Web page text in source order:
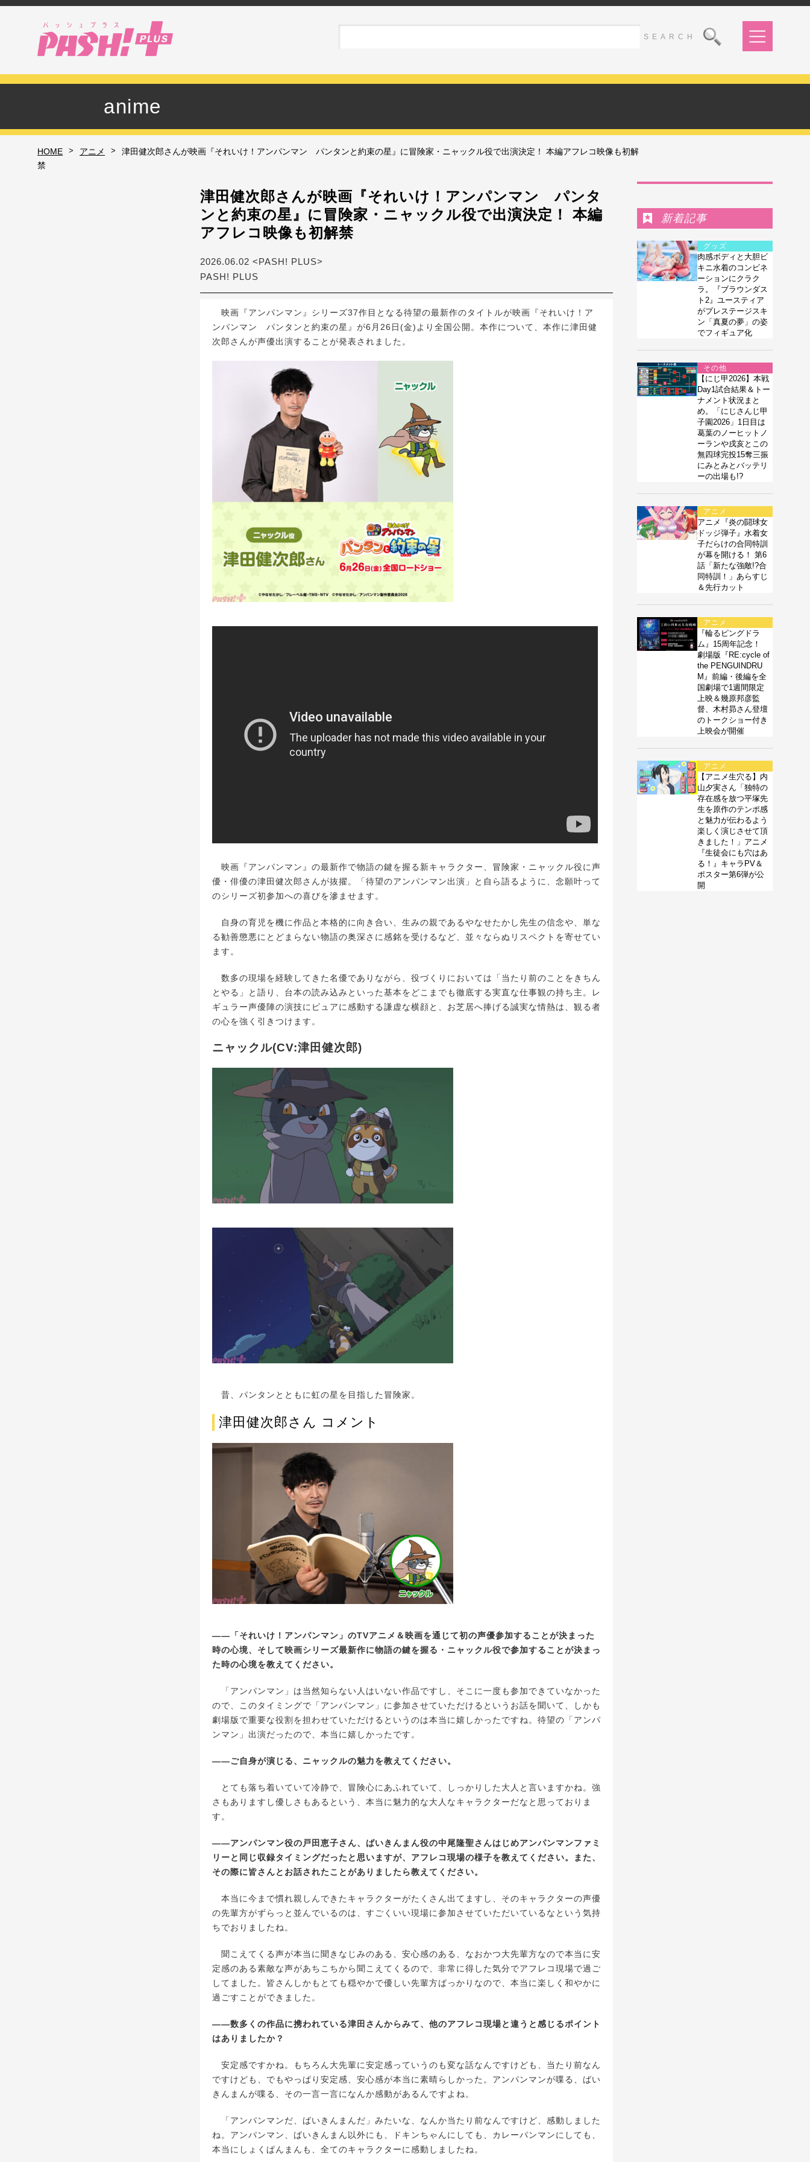
anime
HOME > アニメ >
津田健次郎さんが映画『それいけ！アンパンマン パンタンと約束の星』に冒険家・ニャックル役で出演決定！ 本編アフレコ映像も初解
禁
津田健次郎さんが映画『それいけ！アンパンマン パンタ
ンと約束の星』に冒険家・ニャックル役で出演決定！ 本編
アフレコ映像も初解禁
2026.06.02 <PASH! PLUS>
PASH! PLUS
映画『アンパンマン』シリーズ37作目となる待望の最新作のタイトルが映画『それいけ！ア
ンパンマン パンタンと約束の星』が6月26日(金)より全国公開。本作について、本作に津田健
次郎さんが声優出演することが発表されました。
映画『アンパンマン』の最新作で物語の鍵を握る新キャラクター、冒険家・ニャックル役に声
優・俳優の津田健次郎さんが抜擢。「待望のアンパンマン出演」と自ら語るように、念願叶って
のシリーズ初参加への喜びを滲ませます。
自身の育児を機に作品と本格的に向き合い、生みの親であるやなせたかし先生の信念や、単な
る勧善懲悪にとどまらない物語の奥深さに感銘を受けるなど、並々ならぬリスペクトを寄せてい
ます。
数多の現場を経験してきた名優でありながら、役づくりにおいては「当たり前のことをきちん
とやる」と語り、台本の読み込みといった基本をどこまでも徹底する実直な仕事観の持ち主。レ
ギュラー声優陣の演技にピュアに感動する謙虚な横顔と、お芝居へ捧げる誠実な情熱は、観る者
の心を強く引きつけます。
ニャックル(CV:津田健次郎)
昔、パンタンとともに虹の星を目指した冒険家。
津田健次郎さん コメント
――「それいけ！アンパンマン」のTVアニメ＆映画を通じて初の声優参加することが決まった
時の心境、そして映画シリーズ最新作に物語の鍵を握る・ニャックル役で参加することが決まっ
た時の心境を教えてください。
「アンパンマン」は当然知らない人はいない作品ですし、そこに一度も参加できていなかった
ので、このタイミングで「アンパンマン」に参加させていただけるというお話を聞いて、しかも
劇場版で重要な役割を担わせていただけるというのは本当に嬉しかったですね。待望の「アンパ
ンマン」出演だったので、本当に嬉しかったです。
――ご自身が演じる、ニャックルの魅力を教えてください。
とても落ち着いていて冷静で、冒険心にあふれていて、しっかりした大人と言いますかね。強
さもありますし優しさもあるという、本当に魅力的な大人なキャラクターだなと思っておりま
す。
――アンパンマン役の戸田恵子さん、ばいきんまん役の中尾隆聖さんはじめアンパンマンファミ
リーと同じ収録タイミングだったと思いますが、アフレコ現場の様子を教えてください。また、
その際に皆さんとお話されたことがありましたら教えてください。
本当に今まで慣れ親しんできたキャラクターがたくさん出てますし、そのキャラクターの声優
の先輩方がずらっと並んでいるのは、すごくいい現場に参加させていただいているなという気持
ちでおりましたね。
聞こえてくる声が本当に聞きなじみのある、安心感のある、なおかつ大先輩方なので本当に安
定感のある素敵な声があちこちから聞こえてくるので、非常に得した気分でアフレコ現場で過ご
してました。皆さんしかもとても穏やかで優しい先輩方ばっかりなので、本当に楽しく和やかに
過ごすことができました。
――数多くの作品に携われている津田さんからみて、他のアフレコ現場と違うと感じるポイント
はありましたか？
安定感ですかね。もちろん大先輩に安定感っていうのも変な話なんですけども、当たり前なん
ですけども、でもやっぱり安定感、安心感が本当に素晴らしかった。アンパンマンが喋る、ばい
きんまんが喋る、その一言一言になんか感動があるんですよね。
「アンパンマンだ、ばいきんまんだ」みたいな、なんか当たり前なんですけど、感動しました
ね。アンパンマン、ばいきんまん以外にも、ドキンちゃんにしても、カレーパンマンにしても、
本当にしょくぱんまんも、全てのキャラクターに感動しましたね。
新着記事
グッズ
肉感ボディと大胆ビ
キニ水着のコンビネ
ーションにクラク
ラ。『ブラウンダス
ト2』ユースティア
がプレステージスキ
ン「真夏の夢」の姿
でフィギュア化
その他
【にじ甲2026】本戦
Day1試合結果＆トー
ナメント状況まと
め。「にじさんじ甲
子園2026」1日目は
葛葉のノーヒットノ
ーランや戌亥とこの
無四球完投15奪三振
にみとみとバッテリ
ーの出場も!?
アニメ
アニメ『炎の闘球女
ドッジ弾子』水着女
子だらけの合同特訓
が幕を開ける！ 第6
話「新たな強敵!?合
同特訓！」あらすじ
＆先行カット
アニメ
『輪るピングドラ
ム』15周年記念！
劇場版『RE:cycle of
the PENGUINDRU
M』前編・後編を全
国劇場で1週間限定
上映＆幾原邦彦監
督、木村昴さん登壇
のトークショー付き
上映会が開催
アニメ
【アニメ生穴る】内
山夕実さん「独特の
存在感を放つ平塚先
生を原作のテンポ感
と魅力が伝わるよう
楽しく演じさせて頂
きました！」アニメ
『生徒会にも穴はあ
る！』キャラPV＆
ポスター第6弾が公
開